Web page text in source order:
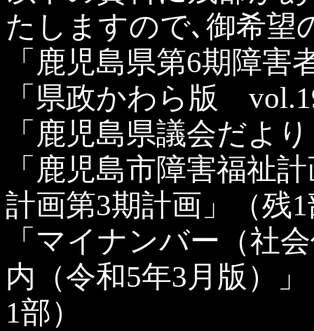
たしますので､御希望
「鹿児島県第6期障害
「県政かわら版
「鹿児島県議会だよ
「鹿児島市障害福祉
計画第3期計画」（残
「マイナンバー（社
内（令和5年3月版）
1部）